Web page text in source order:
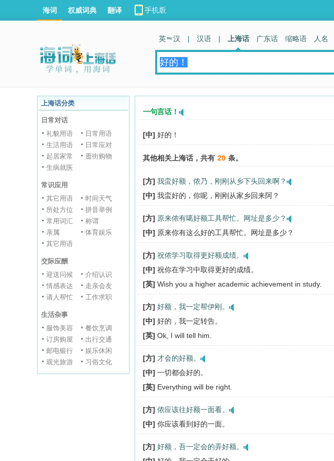
海词 权威词典 翻译
英 汉 | 汉语 | 上海话 广东话 缩略语 人名
上海话分类
日常对话
礼貌用语
日常用语
生活用语
日常应对
起居家常
逛街购物
生病就医
常识应用
其它用语
时间天气
所处方位
拼音举例
常用词汇
称谓
亲属
体育娱乐
其它用语
交际应酬
迎送问候
介绍认识
情感表达
走亲会友
请人帮忙
工作求职
生活杂事
服饰美容
餐饮烹调
订房购屋
出行交通
邮电银行
娱乐休闲
观光旅游
习俗文化
一句言话！
[中] 好的！
其他相关上海话，共有 20 条。
[方] 我蛮好额，侬乃，刚刚从乡下头回来啊？
[中] 我蛮好的，你呢，刚刚从家乡回来阿？
[方] 原来侬有噶好额工具帮忙。网址是多少？
[中] 原来你有这么好的工具帮忙。网址是多少？
[方] 祝侬学习取得更好额成绩。
[中] 祝你在学习中取得更好的成绩。
[英] Wish you a higher academic achievement in study.
[方] 好额，我一定帮伊刚。
[中] 好的，我一定转告。
[英] Ok, I will tell him.
[方] 才会的好额。
[中] 一切都会好的。
[英] Everything will be right.
[方] 侬应该往好额一面看。
[中] 你应该看到好的一面。
[方] 好额，吾一定会的弄好额。